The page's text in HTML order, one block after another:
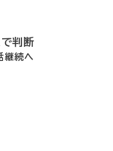
で判断
継続へ